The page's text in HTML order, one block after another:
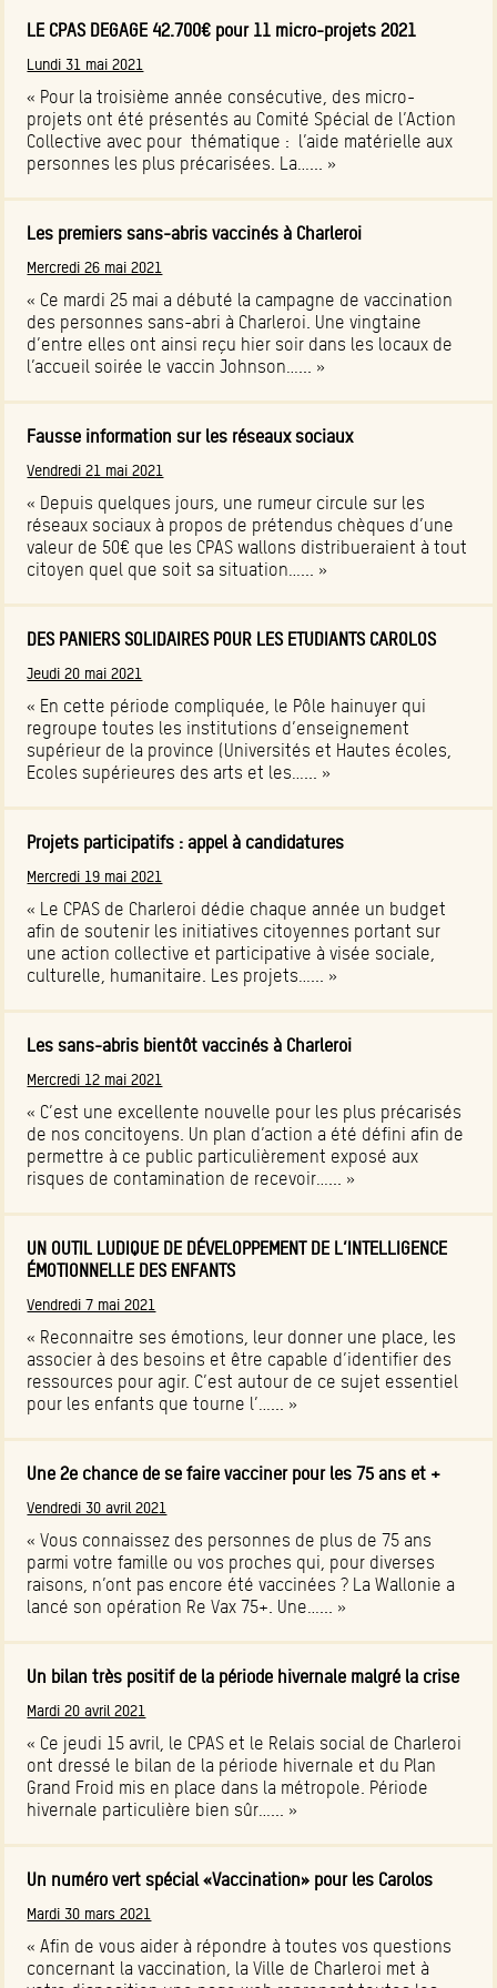
LE CPAS DEGAGE 42.700€ pour 11 micro-projets 2021
Lundi 31 mai 2021
« Pour la troisième année consécutive, des micro-
projets ont été présentés au Comité Spécial de l’Action
Collective avec pour thématique : l’aide matérielle aux
personnes les plus précarisées. La…... »
Les premiers sans-abris vaccinés à Charleroi
Mercredi 26 mai 2021
« Ce mardi 25 mai a débuté la campagne de vaccination
des personnes sans-abri à Charleroi. Une vingtaine
d’entre elles ont ainsi reçu hier soir dans les locaux de
l’accueil soirée le vaccin Johnson…... »
Fausse information sur les réseaux sociaux
Vendredi 21 mai 2021
« Depuis quelques jours, une rumeur circule sur les
réseaux sociaux à propos de prétendus chèques d’une
valeur de 50€ que les CPAS wallons distribueraient à tout
citoyen quel que soit sa situation…... »
DES PANIERS SOLIDAIRES POUR LES ETUDIANTS CAROLOS
Jeudi 20 mai 2021
« En cette période compliquée, le Pôle hainuyer qui
regroupe toutes les institutions d’enseignement
supérieur de la province (Universités et Hautes écoles,
Ecoles supérieures des arts et les…... »
Projets participatifs : appel à candidatures
Mercredi 19 mai 2021
« Le CPAS de Charleroi dédie chaque année un budget
afin de soutenir les initiatives citoyennes portant sur
une action collective et participative à visée sociale,
culturelle, humanitaire. Les projets…... »
Les sans-abris bientôt vaccinés à Charleroi
Mercredi 12 mai 2021
« C’est une excellente nouvelle pour les plus précarisés
de nos concitoyens. Un plan d’action a été défini afin de
permettre à ce public particulièrement exposé aux
risques de contamination de recevoir…... »
UN OUTIL LUDIQUE DE DÉVELOPPEMENT DE L’INTELLIGENCE
ÉMOTIONNELLE DES ENFANTS
Vendredi 7 mai 2021
« Reconnaitre ses émotions, leur donner une place, les
associer à des besoins et être capable d’identifier des
ressources pour agir. C’est autour de ce sujet essentiel
pour les enfants que tourne l’…... »
Une 2e chance de se faire vacciner pour les 75 ans et +
Vendredi 30 avril 2021
« Vous connaissez des personnes de plus de 75 ans
parmi votre famille ou vos proches qui, pour diverses
raisons, n’ont pas encore été vaccinées ? La Wallonie a
lancé son opération Re Vax 75+. Une…... »
Un bilan très positif de la période hivernale malgré la crise
Mardi 20 avril 2021
« Ce jeudi 15 avril, le CPAS et le Relais social de Charleroi
ont dressé le bilan de la période hivernale et du Plan
Grand Froid mis en place dans la métropole. Période
hivernale particulière bien sûr…... »
Un numéro vert spécial «Vaccination» pour les Carolos
Mardi 30 mars 2021
« Afin de vous aider à répondre à toutes vos questions
concernant la vaccination, la Ville de Charleroi met à